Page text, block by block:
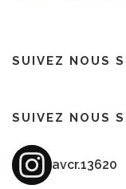
SUIVEZ NOUS
SUIVEZ NOUS
avcr.13620